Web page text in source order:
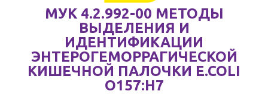
МУК 4.2.992-00 МЕТОДЫ
ВЫДЕЛЕНИЯ И
ИДЕНТИФИКАЦИИ
ЭНТЕРОГЕМОРРАГИЧЕСКОЙ
КИШЕЧНОЙ ПАЛОЧКИ E.COLI
O157:H7